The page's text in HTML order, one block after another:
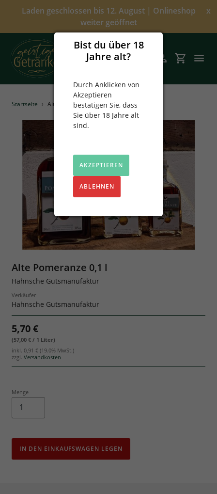
Bist du über 18
Jahre alt?
Durch Anklicken von
Akzeptieren
bestätigen Sie, dass
Sie über 18 Jahre alt
sind.
AKZEPTIEREN
ABLEHNEN
Laden geschlossen bis 12. August | Onlineshop
weiter geöffnet
x
SuchenEinloggen
Angebote
Über uns
Spirituosen
Sekt & Wein
Geschenksets
Startseite › Alte Pomeranze 0,1 l
Alte Pomeranze 0,1 l
Hahnsche Gutsmanufaktur
Verkäufer
Hahnsche Gutsmanufaktur
5,70 €
(57,00 € / 1 Liter)
inkl. 0,91 € (19.0% MwSt.)
zzgl. Versandkosten
Menge
IN DEN EINKAUFSWAGEN LEGEN